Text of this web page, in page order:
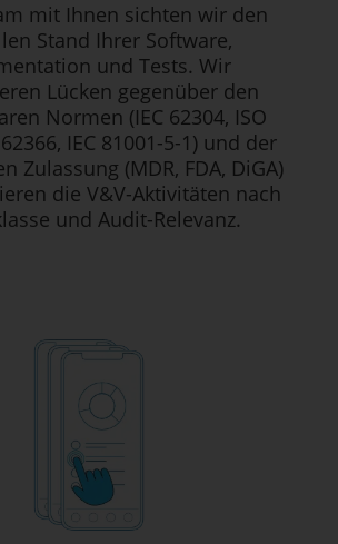
mit Ihnen sichten wir den
Stand Ihrer Software,
und Tests. Wir
Lücken gegenüber den
Normen (IEC 62304, ISO
IEC 81001-5-1) und der
Zulassung (MDR, FDA, DiGA)
die V&V-Aktivitäten nach
und Audit-Relevanz.